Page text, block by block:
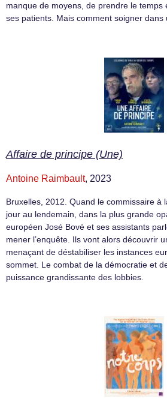
manque de moyens, de prendre le temps
ses patients. Mais comment soigner
Affaire de principe (Une)
Antoine Raimbault, 2023
Bruxelles, 2012. Quand le commissaire à
jour au lendemain, dans la plus grande
européen José Bové et ses assistants
mener l’enquête. Ils vont alors découvrir
menaçant de déstabiliser les instances
sommet. Le combat de la démocratie et
puissance grandissante des lobbies.